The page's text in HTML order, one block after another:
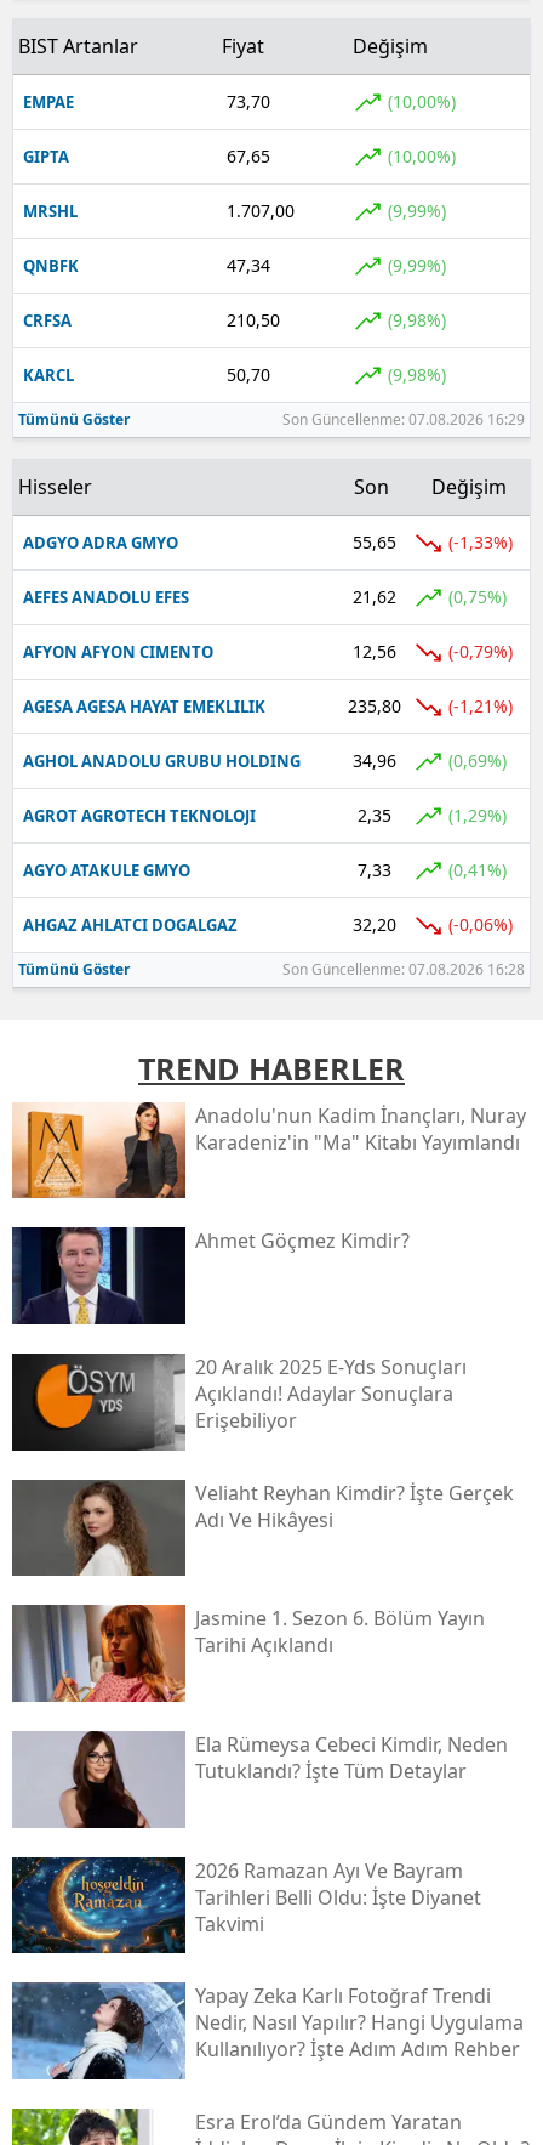
BIST Artanlar Fiyat Değişim
EMPAE 73,70 (10,00%)
GIPTA 67,65 (10,00%)
MRSHL 1.707,00 (9,99%)
QNBFK 47,34 (9,99%)
CRFSA 210,50 (9,98%)
KARCL 50,70 (9,98%)
Tümünü Göster Son Güncellenme: 07.08.2026 16:29
Hisseler Son Değişim
ADGYO ADRA GMYO 55,65 (-1,33%)
AEFES ANADOLU EFES 21,62 (0,75%)
AFYON AFYON CIMENTO 12,56 (-0,79%)
AGESA AGESA HAYAT EMEKLILIK 235,80 (-1,21%)
AGHOL ANADOLU GRUBU HOLDING 34,96 (0,69%)
AGROT AGROTECH TEKNOLOJI 2,35 (1,29%)
AGYO ATAKULE GMYO 7,33 (0,41%)
AHGAZ AHLATCI DOGALGAZ 32,20 (-0,06%)
Tümünü Göster Son Güncellenme: 07.08.2026 16:28
TREND HABERLER
Anadolu'nun Kadim İnançları, Nuray
Karadeniz'in "ma" Kitabı Yayımlandı
Ahmet Göçmez Kimdir?
20 Aralık 2025 E-Yds Sonuçları
Açıklandı! Adaylar Sonuçlara
Erişebiliyor
Veliaht Reyhan Kimdir? İşte Gerçek
Adı Ve Hikâyesi
Jasmine 1. Sezon 6. Bölüm Yayın
Tarihi Açıklandı
Ela Rümeysa Cebeci Kimdir, Neden
Tutuklandı? İşte Tüm Detaylar
2026 Ramazan Ayı Ve Bayram
Tarihleri Belli Oldu: İşte Diyanet
Takvimi
Yapay Zeka Karlı Fotoğraf Trendi
Nedir, Nasıl Yapılır? Hangi Uygulama
Kullanılıyor? İşte Adım Adım Rehber
Esra Erol’da Gündem Yaratan